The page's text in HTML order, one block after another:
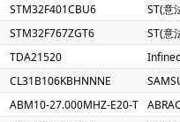
STM32F401CBU6
ST(意
STM32F767ZGT6
ST(意
TDA21520
CL31B106KBHNNNE
ABM10-27.000MHZ-E20-T